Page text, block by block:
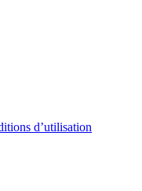
d’utilisation